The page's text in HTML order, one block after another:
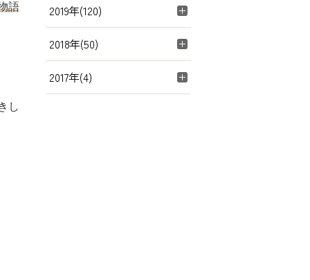
語
し
2019年(120)
2018年(50)
2017年(4)